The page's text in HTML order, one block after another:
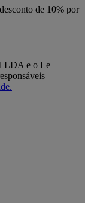
de 10% por
LDA e o Le